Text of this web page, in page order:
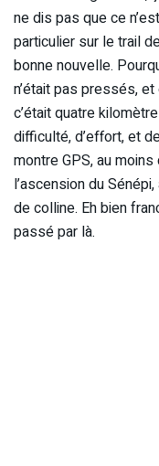
ne dis pas que ce
particulier sur le trail
bonne nouvelle.
n’était pas pressés,
c’était quatre
difficulté, d’effort, et
montre GPS, au
l’ascension du
de colline. Eh bien
passé par là.